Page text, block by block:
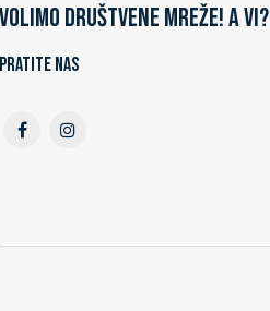
Volimo društvene mreže! A vi?
Pratite nas